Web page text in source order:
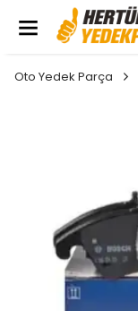
Oto Yedek Parça